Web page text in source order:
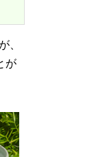
、
が